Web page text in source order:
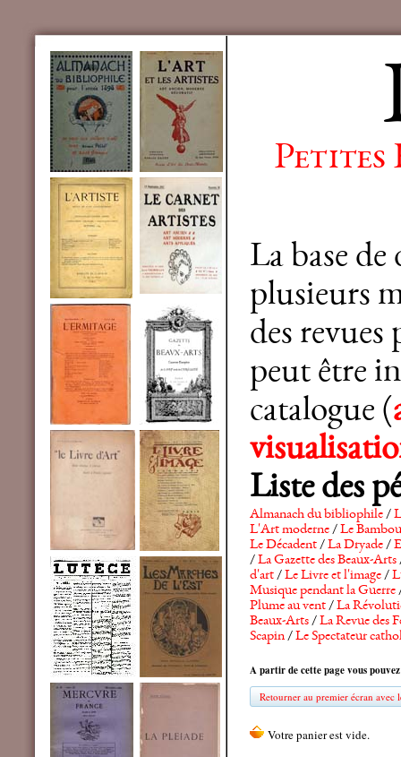
Petites
La base
plusieurs
des revues
peut être
catalogue (
Liste des
Almanach du bibliophile/
L'Art moderne/Le Bambou
Le Décadent/La Dryade/
/La Gazette des Beaux-Arts
d'art/Le Livre et l'image/
Musique pendant la Guerre
Plume au vent/La
Beaux-Arts/La Revue des
Scapin/Le Spectateur
A partir de cette page vous
Retourner au premier écran avec